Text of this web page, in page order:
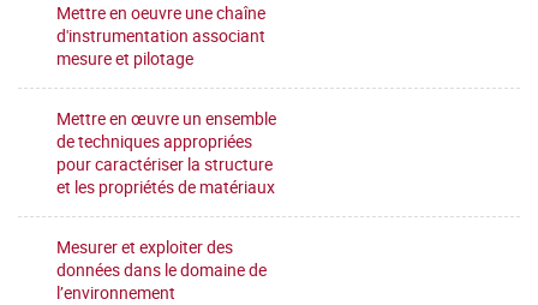
Mettre en oeuvre une chaîne
d'instrumentation associant
mesure et pilotage
Mettre en œuvre un ensemble
de techniques appropriées
pour caractériser la structure
et les propriétés de matériaux
Mesurer et exploiter des
données dans le domaine de
l’environnement